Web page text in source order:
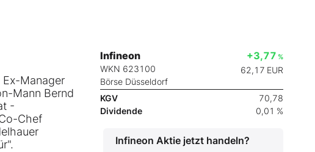
Manager
-Mann Bernd
-
Chef
Infineon
WKN 623100
Börse Düsseldorf
+3,77 %
62,17 EUR
KGV
70,78
Dividende
0,01 %
Infineon Aktie jetzt handeln?